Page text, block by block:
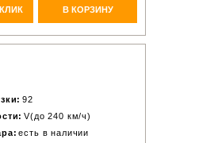
В КОРЗИНУ
92
V(до 240 км/ч)
есть в наличии